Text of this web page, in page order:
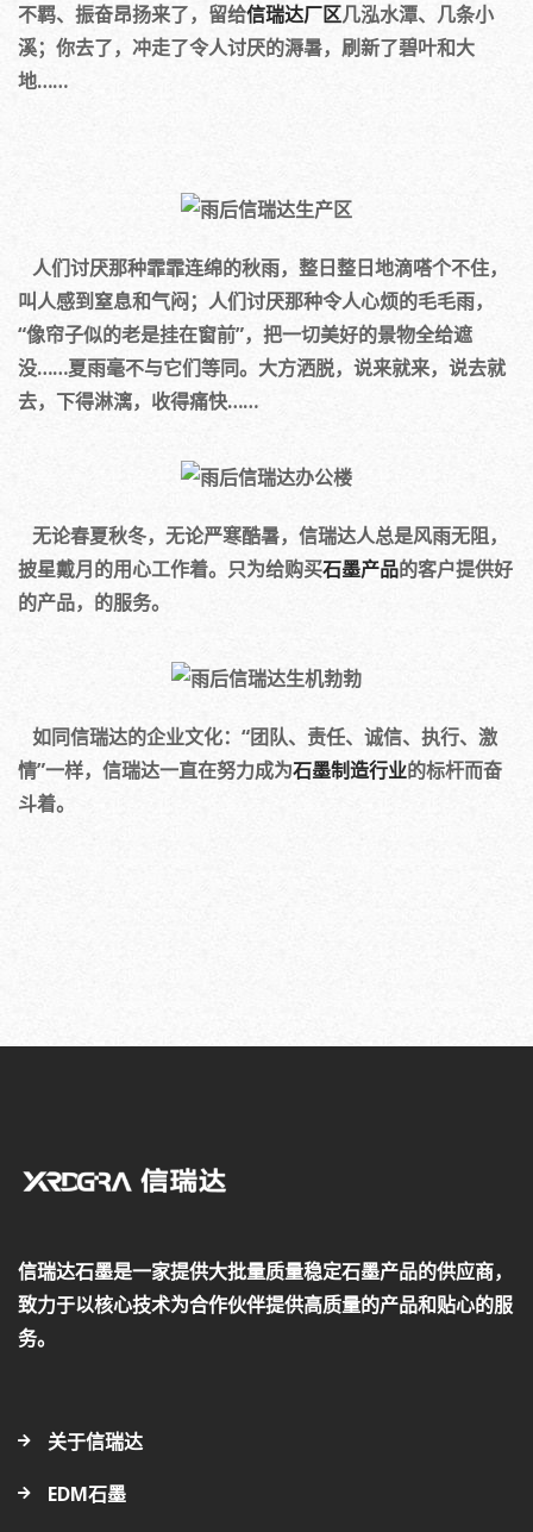
不羁、振奋昂扬来了，留给信瑞达厂区几泓水潭、几条小
溪；你去了，冲走了令人讨厌的溽暑，刷新了碧叶和大
地……
人们讨厌那种霏霏连绵的秋雨，整日整日地滴嗒个不住，
叫人感到窒息和气闷；人们讨厌那种令人心烦的毛毛雨，
“像帘子似的老是挂在窗前”，把一切美好的景物全给遮
没……夏雨毫不与它们等同。大方洒脱，说来就来，说去就
去，下得淋漓，收得痛快……
无论春夏秋冬，无论严寒酷暑，信瑞达人总是风雨无阻，
披星戴月的用心工作着。只为给购买石墨产品的客户提供好
的产品，的服务。
如同信瑞达的企业文化：“团队、责任、诚信、执行、激
情”一样，信瑞达一直在努力成为石墨制造行业的标杆而奋
斗着。
信瑞达石墨是一家提供大批量质量稳定石墨产品的供应商，
致力于以核心技术为合作伙伴提供高质量的产品和贴心的服
务。
关于信瑞达
EDM石墨